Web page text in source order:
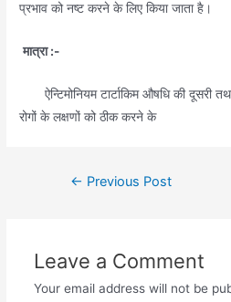
प्रभाव को नष्ट करने के लिए किया जाता है।
मात्रा :-
ऐन्टिमोनियम टार्टाकिम औषधि की दूसरी
रोगों के लक्षणों को ठीक करने के
Post← Previous Post
Leave a Comment
Your email address will not be